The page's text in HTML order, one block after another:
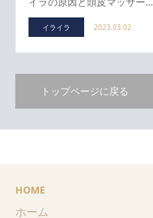
イライラ 2023.03.02
トップページに戻る
HOME
ホーム